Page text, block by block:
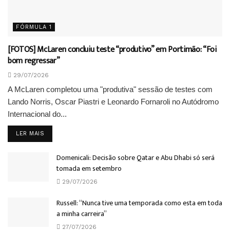
FÓRMULA 1
[FOTOS] McLaren concluiu teste “produtivo” em Portimão: “Foi
bom regressar”
29/07/2026
A McLaren completou uma "produtiva" sessão de testes com
Lando Norris, Oscar Piastri e Leonardo Fornaroli no Autódromo
Internacional do...
LER MAIS
Domenicali: Decisão sobre Qatar e Abu Dhabi só será
tomada em setembro
29/07/2026
Russell: “Nunca tive uma temporada como esta em toda
a minha carreira”
27/07/2026